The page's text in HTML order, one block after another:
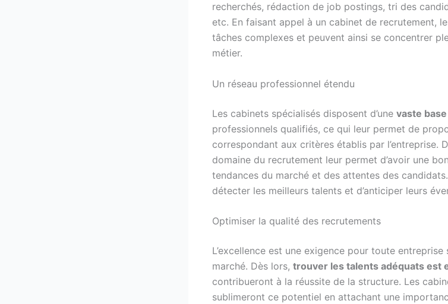
recherchés, rédaction de job postings, tri des
etc. En faisant appel à un cabinet de recrutement,
tâches complexes et peuvent ainsi se concentrer
métier.
Un réseau professionnel étendu
Les cabinets spécialisés disposent d’une vaste
professionnels qualifiés, ce qui leur permet de
correspondant aux critères établis par l’entreprise.
domaine du recrutement leur permet d’avoir une
tendances du marché et des attentes des
détecter les meilleurs talents et d’anticiper leurs
Optimiser la qualité des recrutements
L’excellence est une exigence pour toute entreprise
marché. Dès lors, trouver les talents adéquats est
contribueront à la réussite de la structure. Les
sublimeront ce potentiel en attachant une